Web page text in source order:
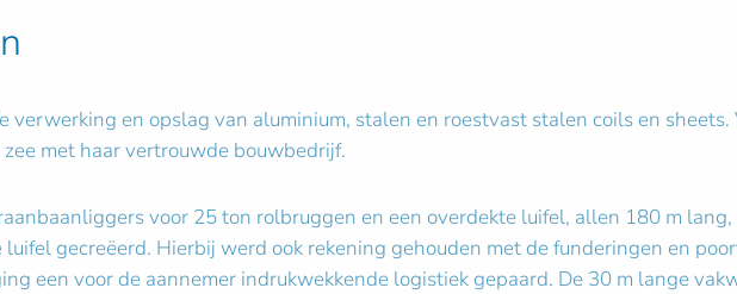
verwerking en opslag van aluminium, stalen en roestvast stalen coils en
met haar vertrouwde bouwbedrijf.
voor 25 ton rolbruggen en een overdekte luifel, allen 180 m
gecreëerd. Hierbij werd ook rekening gehouden met de funderingen en
een voor de aannemer indrukwekkende logistiek gepaard. De 30 m lange